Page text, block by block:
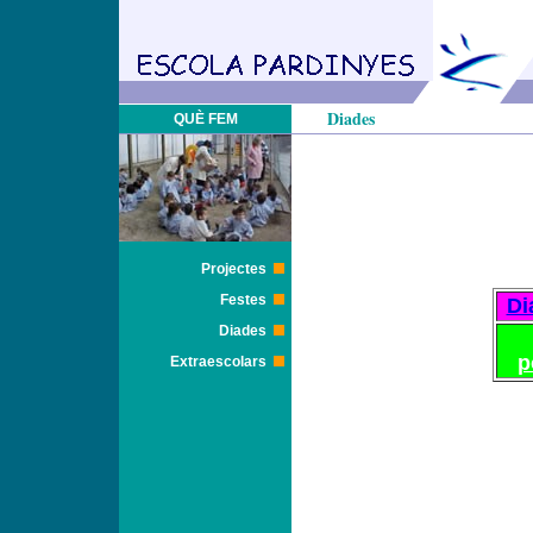
QUÈ FEM Diades
Projectes
Festes
Diades
Extraescolars